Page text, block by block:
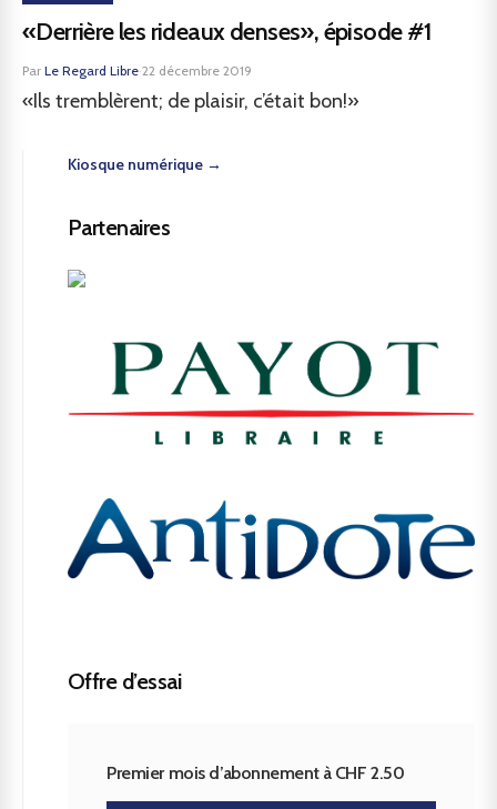
«Derrière les rideaux denses», épisode #1
Par Le Regard Libre·22 décembre 2019
«Ils tremblèrent; de plaisir, c’était bon!»
Kiosque numérique →
Partenaires
Offre d’essai
Premier mois d’abonnement à CHF 2.50